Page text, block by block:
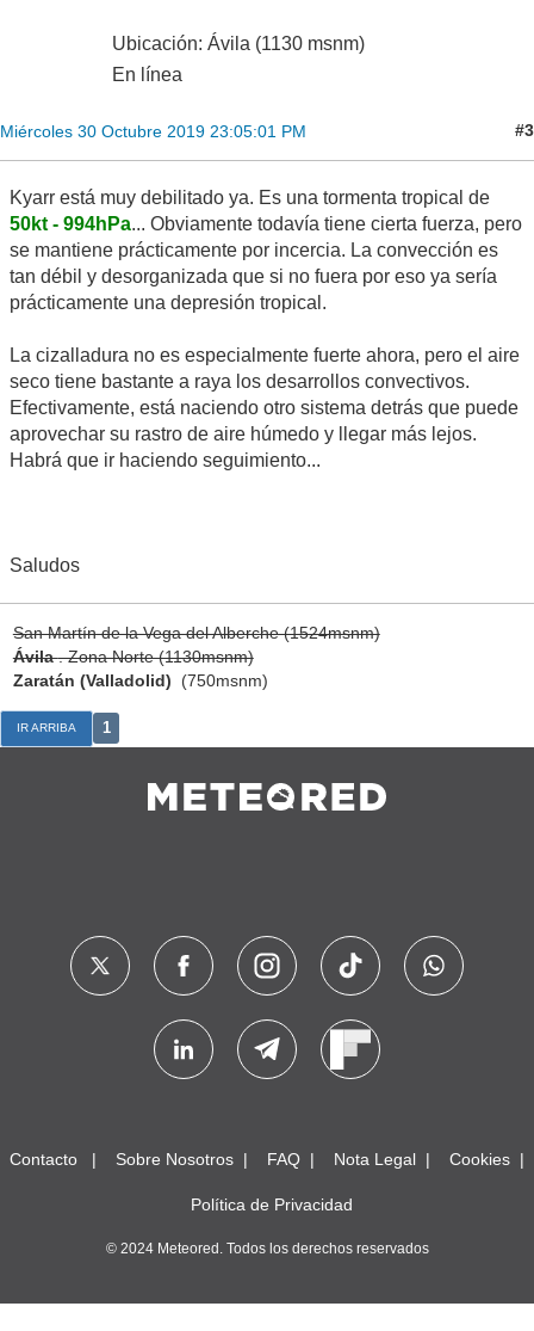
Ubicación: Ávila (1130 msnm)
En línea
Miércoles 30 Octubre 2019 23:05:01 PM #3
Kyarr está muy debilitado ya. Es una tormenta tropical de
50kt - 994hPa... Obviamente todavía tiene cierta fuerza, pero
se mantiene prácticamente por incercia. La convección es
tan débil y desorganizada que si no fuera por eso ya sería
prácticamente una depresión tropical.
La cizalladura no es especialmente fuerte ahora, pero el aire
seco tiene bastante a raya los desarrollos convectivos.
Efectivamente, está naciendo otro sistema detrás que puede
aprovechar su rastro de aire húmedo y llegar más lejos.
Habrá que ir haciendo seguimiento...
Saludos
San Martín de la Vega del Alberche (1524msnm)
Ávila. Zona Norte (1130msnm)
Zaratán (Valladolid) (750msnm)
IR ARRIBA 1
Contacto Sobre Nosotros FAQ Nota Legal Cookies
Política de Privacidad
© 2024 Meteored. Todos los derechos reservados